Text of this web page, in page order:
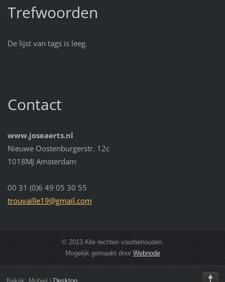
Trefwoorden
De lijst van tags is leeg.
Contact
www.joseaerts.nl
Nieuwe Oostenburgerstr. 12c
1018MJ Amsterdam
00 31 (0)6 49 05 30 55
trouvaille19@gmail.com
© 2013 Alle rechten voorbehouden.
Mogelijk gemaakt door Webnode